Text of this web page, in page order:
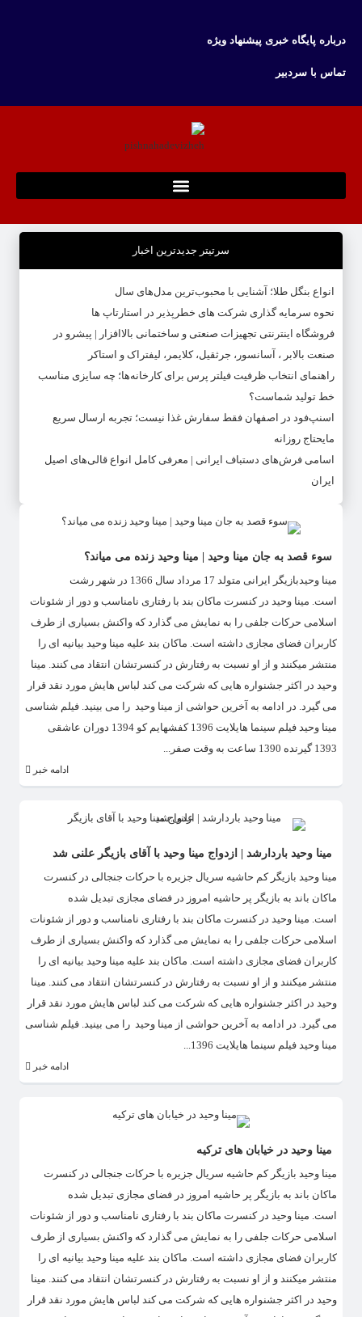
درباره پایگاه خبری پیشنهاد ویژه
تماس با سردبیر
سرتیتر جدیدترین اخبار
انواع بنگل طلا؛ آشنایی با محبوب‌ترین مدل‌های سال
نحوه سرمایه‌ گذاری شرکت‌ های خطرپذیر در استارتاپ ها
فروشگاه اینترنتی تجهیزات صنعتی و ساختمانی بالاافزار | پیشرو در
صنعت بالابر ، آسانسور، جرثقیل، کلایمر، لیفتراک و استاکر
راهنمای انتخاب ظرفیت فیلتر پرس برای کارخانه‌ها؛ چه سایزی مناسب
خط تولید شماست؟
اسنپ‌فود در اصفهان فقط سفارش غذا نیست؛ تجربه ارسال سریع
مایحتاج روزانه
اسامی فرش‌های دستباف ایرانی | معرفی کامل انواع قالی‌های اصیل
ایران
سوء قصد به جان مینا وحید | مینا وحید زنده می میاند؟
مینا وحیدبازیگر ایرانی متولد 17 مرداد سال 1366 در شهر رشت
است. مینا وحید در کنسرت ماکان بند با رفتاری نامناسب و دور از شئونات
اسلامی حرکات جلفی را به نمایش می گذارد که واکنش بسیاری از طرف
کاربران فضای مجازی داشته است. ماکان بند علیه مینا وحید بیانیه ای را
منتشر میکنند و از او نسبت به رفتارش در کنسرتشان انتقاد می کنند. مینا
وحید در اکثر جشنواره هایی که شرکت می کند لباس هایش مورد نقد قرار
می گیرد. در ادامه به آخرین حواشی از مینا وحید را می بینید. فیلم شناسی
مینا وحید فیلم سینما هایلایت 1396 کفشهایم کو 1394 دوران عاشقی
1393 گیرنده 1390 ساعت به وقت صفر...
ادامه خبر
مینا وحید باردارشد | ازدواج مینا وحید با آقای بازیگر علنی شد
مینا وحید بازیگر کم حاشیه سریال جزیره با حرکات جنجالی در کنسرت
ماکان باند به بازیگر پر حاشیه امروز در فضای مجازی تبدیل شده
است. مینا وحید در کنسرت ماکان بند با رفتاری نامناسب و دور از شئونات
اسلامی حرکات جلفی را به نمایش می گذارد که واکنش بسیاری از طرف
کاربران فضای مجازی داشته است. ماکان بند علیه مینا وحید بیانیه ای را
منتشر میکنند و از او نسبت به رفتارش در کنسرتشان انتقاد می کنند. مینا
وحید در اکثر جشنواره هایی که شرکت می کند لباس هایش مورد نقد قرار
می گیرد. در ادامه به آخرین حواشی از مینا وحید را می بینید. فیلم شناسی
مینا وحید فیلم سینما هایلایت 1396...
ادامه خبر
مینا وحید در خیابان های ترکیه
مینا وحید بازیگر کم حاشیه سریال جزیره با حرکات جنجالی در کنسرت
ماکان باند به بازیگر پر حاشیه امروز در فضای مجازی تبدیل شده
است. مینا وحید در کنسرت ماکان بند با رفتاری نامناسب و دور از شئونات
اسلامی حرکات جلفی را به نمایش می گذارد که واکنش بسیاری از طرف
کاربران فضای مجازی داشته است. ماکان بند علیه مینا وحید بیانیه ای را
منتشر میکنند و از او نسبت به رفتارش در کنسرتشان انتقاد می کنند. مینا
وحید در اکثر جشنواره هایی که شرکت می کند لباس هایش مورد نقد قرار